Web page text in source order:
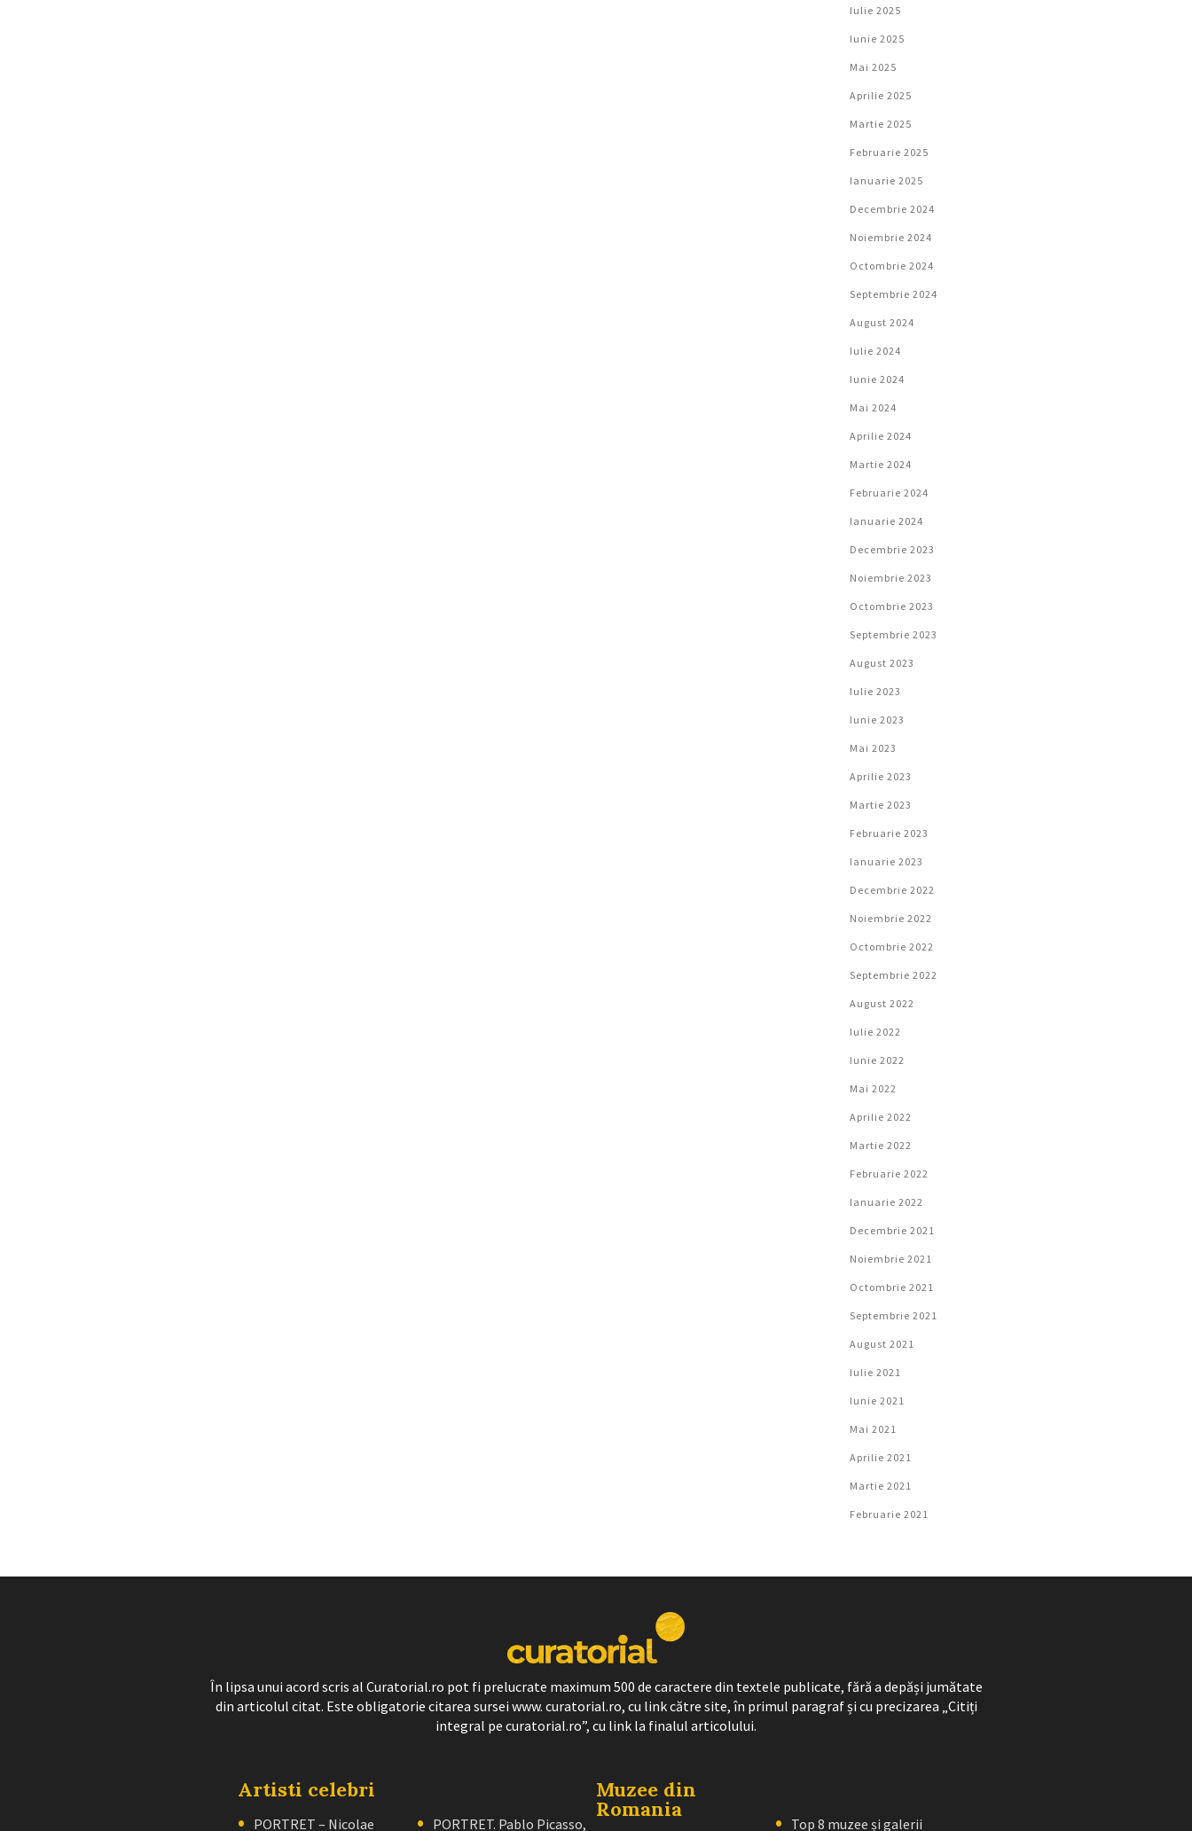
Iulie 2025
Iunie 2025
Mai 2025
Aprilie 2025
Martie 2025
Februarie 2025
Ianuarie 2025
Decembrie 2024
Noiembrie 2024
Octombrie 2024
Septembrie 2024
August 2024
Iulie 2024
Iunie 2024
Mai 2024
Aprilie 2024
Martie 2024
Februarie 2024
Ianuarie 2024
Decembrie 2023
Noiembrie 2023
Octombrie 2023
Septembrie 2023
August 2023
Iulie 2023
Iunie 2023
Mai 2023
Aprilie 2023
Martie 2023
Februarie 2023
Ianuarie 2023
Decembrie 2022
Noiembrie 2022
Octombrie 2022
Septembrie 2022
August 2022
Iulie 2022
Iunie 2022
Mai 2022
Aprilie 2022
Martie 2022
Februarie 2022
Ianuarie 2022
Decembrie 2021
Noiembrie 2021
Octombrie 2021
Septembrie 2021
August 2021
Iulie 2021
Iunie 2021
Mai 2021
Aprilie 2021
Martie 2021
Februarie 2021
În lipsa unui acord scris al Curatorial.ro pot fi prelucrate maximum 500 de caractere din textele publicate, fără a depăși jumătate
din articolul citat. Este obligatorie citarea sursei www. curatorial.ro, cu link către site, în primul paragraf și cu precizarea „Citiți
integral pe curatorial.ro”, cu link la finalul articolului.
Artisti celebri
PORTRET – Nicolae PORTRET. Pablo Picasso,
Muzee din
Romania
Top 8 muzee și galerii